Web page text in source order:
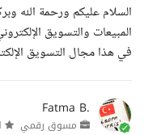
السلام عليكم ورحمة الله
في هذا مجال التسويق
Fatma B.
مسوق رقمي